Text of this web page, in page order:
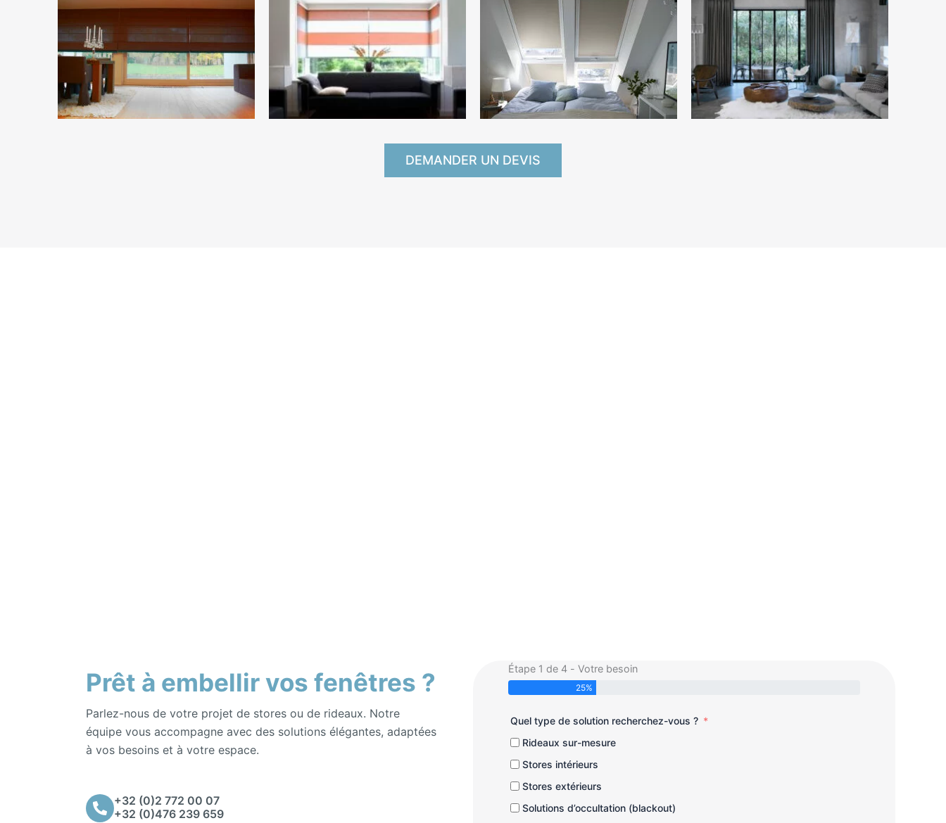
DEMANDER UN DEVIS
Prêt à embellir vos fenêtres ?
Parlez-nous de votre projet de stores ou de rideaux. Notre
équipe vous accompagne avec des solutions élégantes, adaptées
à vos besoins et à votre espace.
+32 (0)2 772 00 07
+32 (0)476 239 659
Étape 1 de 4 - Votre besoin
25%
Quel type de solution recherchez-vous ?
Rideaux sur-mesure
Stores intérieurs
Stores extérieurs
Solutions d’occultation (blackout)